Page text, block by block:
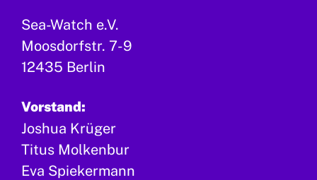
Sea-Watch e.V.
Moosdorfstr. 7-9
12435 Berlin
Vorstand:
Joshua Krüger
Titus Molkenbur
Eva Spiekermann